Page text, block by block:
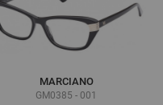
MARCIANO
GM0385 - 001